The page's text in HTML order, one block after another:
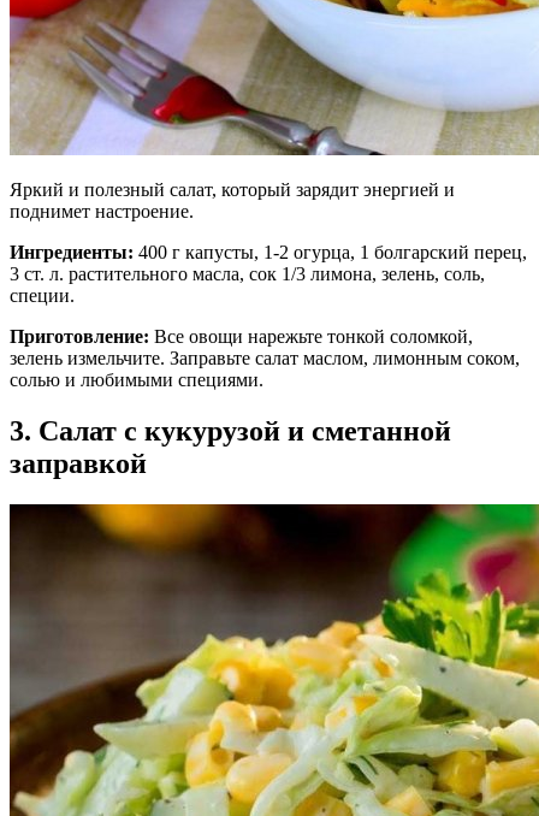
Яркий и полезный салат, который зарядит энергией и
поднимет настроение.
Ингредиенты: 400 г капусты, 1-2 огурца, 1 болгарский перец,
3 ст. л. растительного масла, сок 1/3 лимона, зелень, соль,
специи.
Приготовление: Все овощи нарежьте тонкой соломкой,
зелень измельчите. Заправьте салат маслом, лимонным соком,
солью и любимыми специями.
3. Салат с кукурузой и сметанной
заправкой